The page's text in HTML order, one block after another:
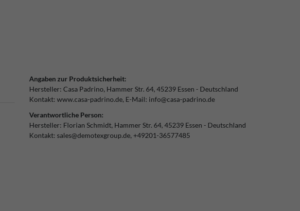
Angaben zur Produktsicherheit:
Hersteller: Casa Padrino Hammer Str. 64 45239 Essen
Deutschland
Kontakt: www.casa-padrino.de E-Mail: info@casa-padrino.de
Verantwortliche Person:
Hersteller: Florian Schmidt Hammer Str. 64 45239 Essen
Deutschland
Kontakt: sales@demotexgroup.de +49201-36577485